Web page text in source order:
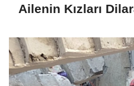
Ailenin Kızları